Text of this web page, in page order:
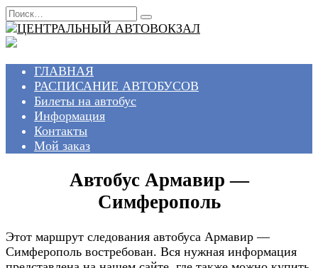
Перейти
к
содержанию
Search
for:
ГЛАВНАЯ
РАСПИСАНИЕ АВТОБУСОВ
Билеты на автобус
Информация
Контакты
Мой заказ
Автобус Армавир —
Симферополь
Этот маршрут следования автобуса Армавир —
Симферополь востребован. Вся нужная информация